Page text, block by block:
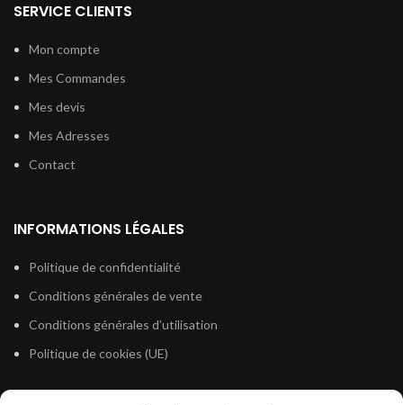
SERVICE CLIENTS
Mon compte
Mes Commandes
Mes devis
Mes Adresses
Contact
INFORMATIONS LÉGALES
Politique de confidentialité
Conditions générales de vente
Conditions générales d’utilisation
Politique de cookies (UE)